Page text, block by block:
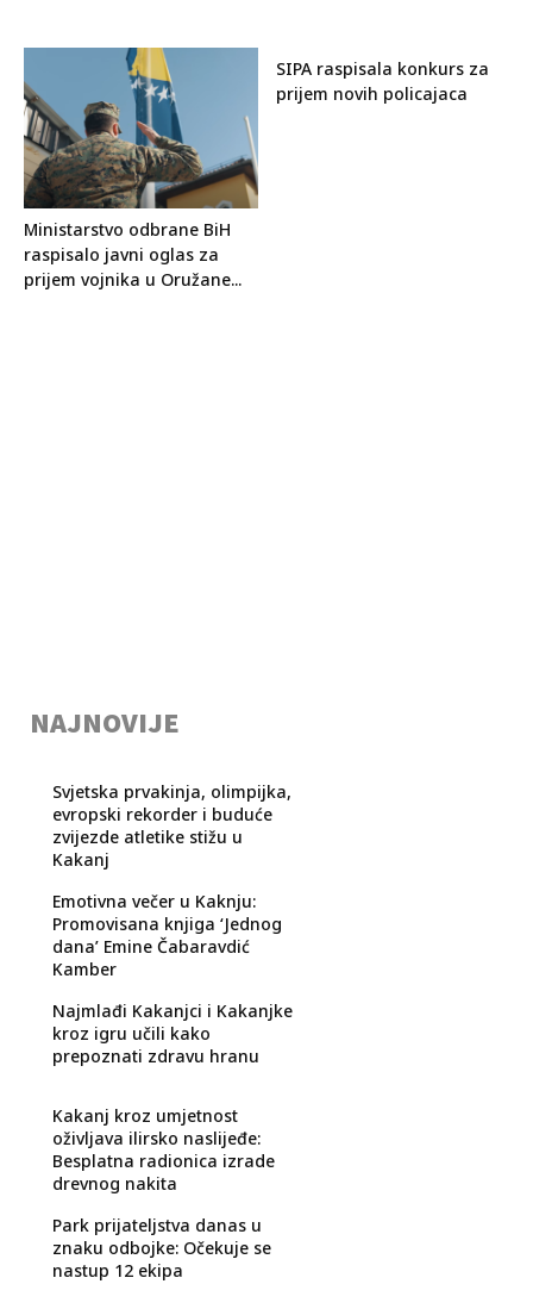
Ministarstvo odbrane BiH
raspisalo javni oglas za
prijem vojnika u Oružane...
SIPA raspisala konkurs za
prijem novih policajaca
NAJNOVIJE
Svjetska prvakinja, olimpijka,
evropski rekorder i buduće
zvijezde atletike stižu u
Kakanj
Emotivna večer u Kaknju:
Promovisana knjiga ‘Jednog
dana’ Emine Čabaravdić
Kamber
Najmlađi Kakanjci i Kakanjke
kroz igru učili kako
prepoznati zdravu hranu
Kakanj kroz umjetnost
oživljava ilirsko naslijeđe:
Besplatna radionica izrade
drevnog nakita
Park prijateljstva danas u
znaku odbojke: Očekuje se
nastup 12 ekipa